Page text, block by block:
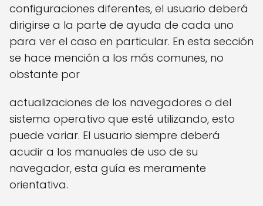
configuraciones diferentes, el usuario deberá
dirigirse a la parte de ayuda de cada uno
para ver el caso en particular. En esta sección
se hace mención a los más comunes, no
obstante por
actualizaciones de los navegadores o del
sistema operativo que esté utilizando, esto
puede variar. El usuario siempre deberá
acudir a los manuales de uso de su
navegador, esta guía es meramente
orientativa.